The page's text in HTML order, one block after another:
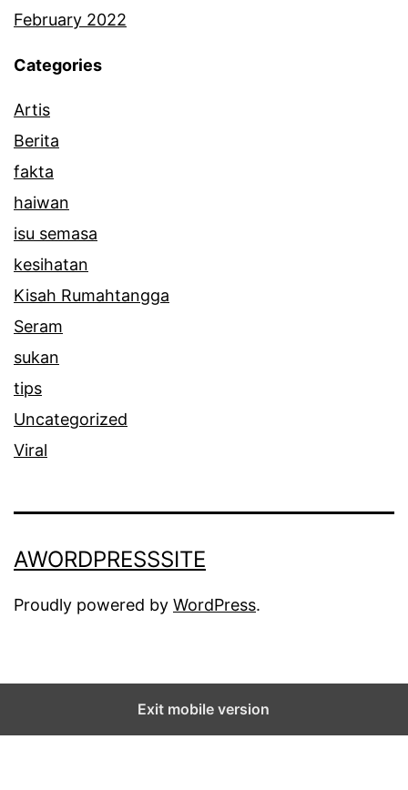
February 2022
Categories
Artis
Berita
fakta
haiwan
isu semasa
kesihatan
Kisah Rumahtangga
Seram
sukan
tips
Uncategorized
Viral
AWORDPRESSSITE
Proudly powered by WordPress.
Exit mobile version